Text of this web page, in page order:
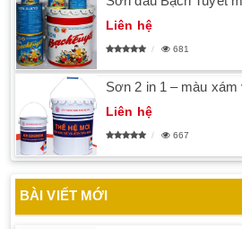
Liên hệ
681
Sơn 2 in 1 – màu xám
Liên hệ
667
BÀI VIẾT MỚI